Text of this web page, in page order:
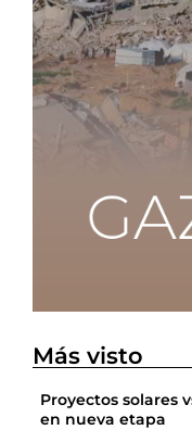
Más visto
Proyectos solares
en nueva etapa